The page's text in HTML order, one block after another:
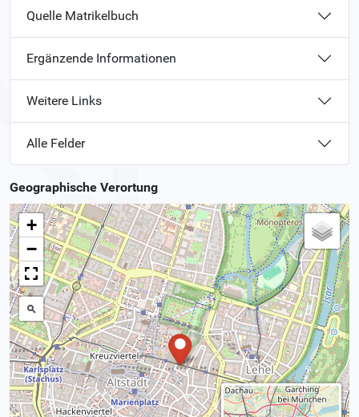
Quelle Matrikelbuch
Ergänzende Informationen
Weitere Links
Alle Felder
Geographische Verortung
+
−